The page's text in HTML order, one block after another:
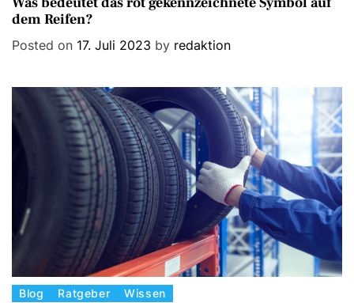
t
e
dem Reifen?
Posted on 17. Juli 2023 by redaktion
CBlog Ratgeber Wissen